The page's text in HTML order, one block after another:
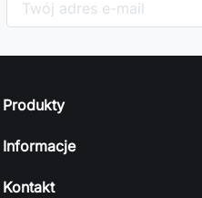
Produkty
Informacje
Kontakt